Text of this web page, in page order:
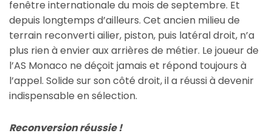
fenêtre internationale du mois de septembre. Et
depuis longtemps d’ailleurs. Cet ancien milieu de
terrain reconverti ailier, piston, puis latéral droit, n’a
plus rien à envier aux arrières de métier. Le joueur de
l’AS Monaco ne déçoit jamais et répond toujours à
l’appel. Solide sur son côté droit, il a réussi à devenir
indispensable en sélection.
Reconversion réussie !